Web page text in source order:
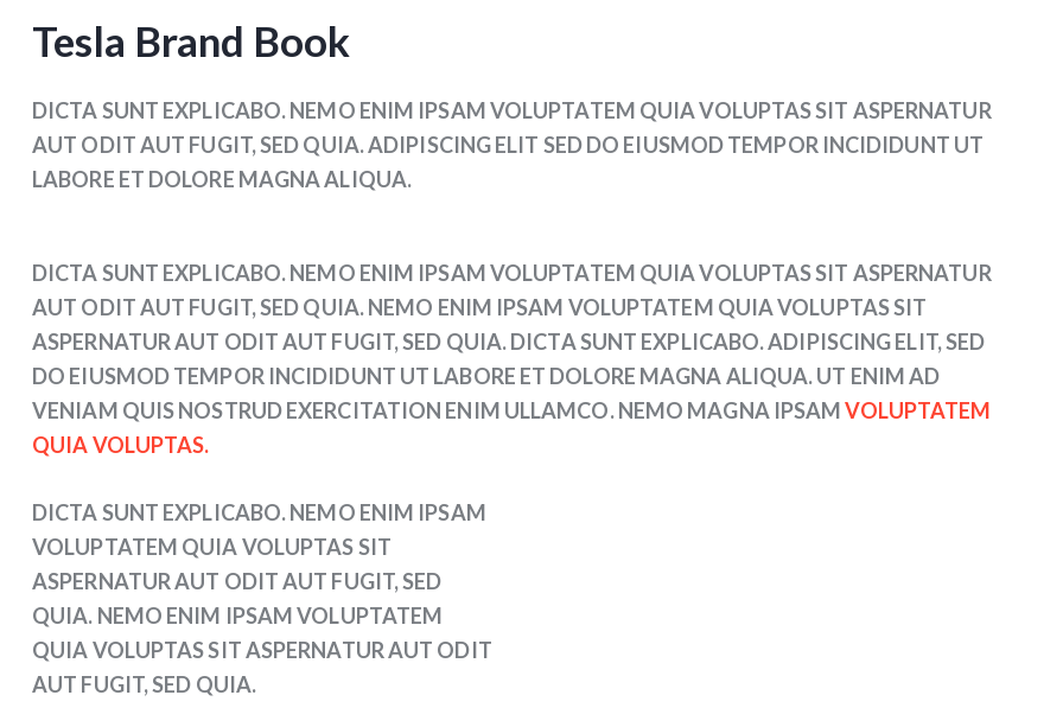
Tesla Brand Book
DICTA SUNT EXPLICABO. NEMO ENIM IPSAM VOLUPTATEM QUIA VOLUPTAS SIT ASPERNATUR
AUT ODIT AUT FUGIT, SED QUIA. ADIPISCING ELIT SED DO EIUSMOD TEMPOR INCIDIDUNT UT
LABORE ET DOLORE MAGNA ALIQUA.
DICTA SUNT EXPLICABO. NEMO ENIM IPSAM VOLUPTATEM QUIA VOLUPTAS SIT ASPERNATUR
AUT ODIT AUT FUGIT, SED QUIA. NEMO ENIM IPSAM VOLUPTATEM QUIA VOLUPTAS SIT
ASPERNATUR AUT ODIT AUT FUGIT, SED QUIA. DICTA SUNT EXPLICABO. ADIPISCING ELIT, SED
DO EIUSMOD TEMPOR INCIDIDUNT UT LABORE ET DOLORE MAGNA ALIQUA. UT ENIM AD
VENIAM QUIS NOSTRUD EXERCITATION ENIM ULLAMCO. NEMO MAGNA IPSAMVOLUPTATEM
QUIA VOLUPTAS.
DICTA SUNT EXPLICABO. NEMO ENIM IPSAM
VOLUPTATEM QUIA VOLUPTAS SIT
ASPERNATUR AUT ODIT AUT FUGIT, SED
QUIA. NEMO ENIM IPSAM VOLUPTATEM
QUIA VOLUPTAS SIT ASPERNATUR AUT ODIT
AUT FUGIT, SED QUIA.